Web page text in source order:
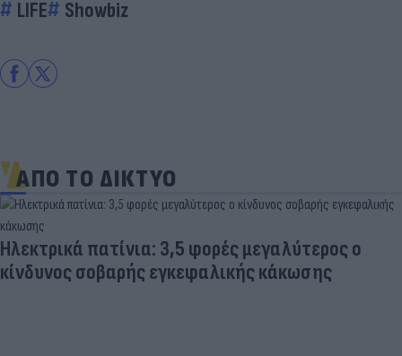
LIFE Showbiz
ΑΠΟ ΤΟ ΔΙΚΤΥΟ
Ηλεκτρικά πατίνια: 3,5 φορές μεγαλύτερος ο
κίνδυνος σοβαρής εγκεφαλικής κάκωσης